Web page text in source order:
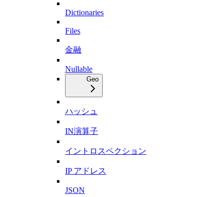
Dictionaries
Files
金融
Nullable
Geo
ハッシュ
IN演算子
イントロスペクション
IP アドレス
JSON